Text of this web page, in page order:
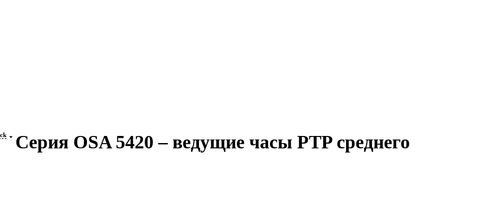
Серия OSA 5420 – ведущие часы PTP среднего